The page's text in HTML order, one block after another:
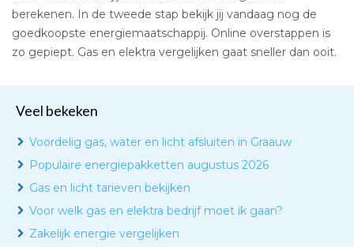
berekenen. In de tweede stap bekijk jij vandaag nog de
goedkoopste energiemaatschappij. Online overstappen is
zo gepiept. Gas en elektra vergelijken gaat sneller dan ooit.
Veel bekeken
Voordelig gas, water en licht afsluiten in Graauw
Populaire energiepakketten augustus 2026
Gas en licht tarieven bekijken
Voor welk gas en elektra bedrijf moet ik gaan?
Zakelijk energie vergelijken